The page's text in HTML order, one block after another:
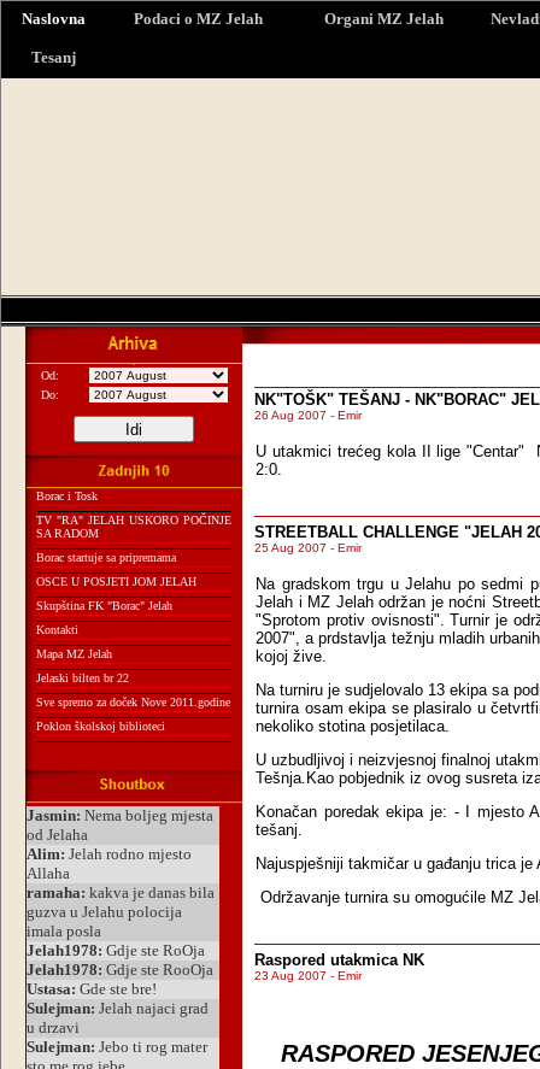
Naslovna Podaci o MZ Jelah Organi MZ Jelah
Tesanj
Od:
Do:
Borac i Tosk
TV "RA" JELAH USKORO POČINJE
SA RADOM
Borac startuje sa pripremama
OSCE U POSJETI JOM JELAH
Skupština FK "Borac" Jelah
Kontakti
Mapa MZ Jelah
Jelaski bilten br 22
Sve spremo za doček Nove 2011.godine
Poklon školskoj biblioteci
NK"TOŠK" TEŠANJ - NK"BORAC"
26 Aug 2007 - Emir
U utakmici trećeg kola II lige "Centar"
2:0.
STREETBALL CHALLENGE "JELAH
25 Aug 2007 - Emir
Na gradskom trgu u Jelahu po sedmi
Jelah i MZ Jelah održan je noćni
"Sprotom protiv ovisnosti". Turnir je
2007", a prdstavlja težnju mladih
kojoj žive.
Na turniru je sudjelovalo 13 ekipa sa
turnira osam ekipa se plasiralo u
nekoliko stotina posjetilaca.
U uzbudljivoj i neizvjesnoj finalnoj
Tešnja.Kao pobjednik iz ovog susreta
Konačan poredak ekipa je: - I mjesto
tešanj.
Najuspješniji takmičar u gađanju trica
Održavanje turnira su omogućile MZ
Raspored utakmica NK
23 Aug 2007 - Emir
RASPORED